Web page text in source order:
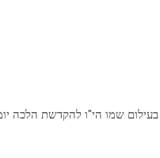
שמו הי"ו להקדשת הלכה